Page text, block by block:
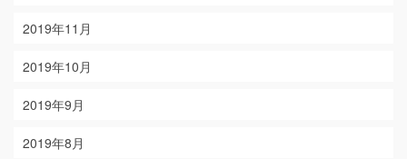
2019年11月
2019年10月
2019年9月
2019年8月